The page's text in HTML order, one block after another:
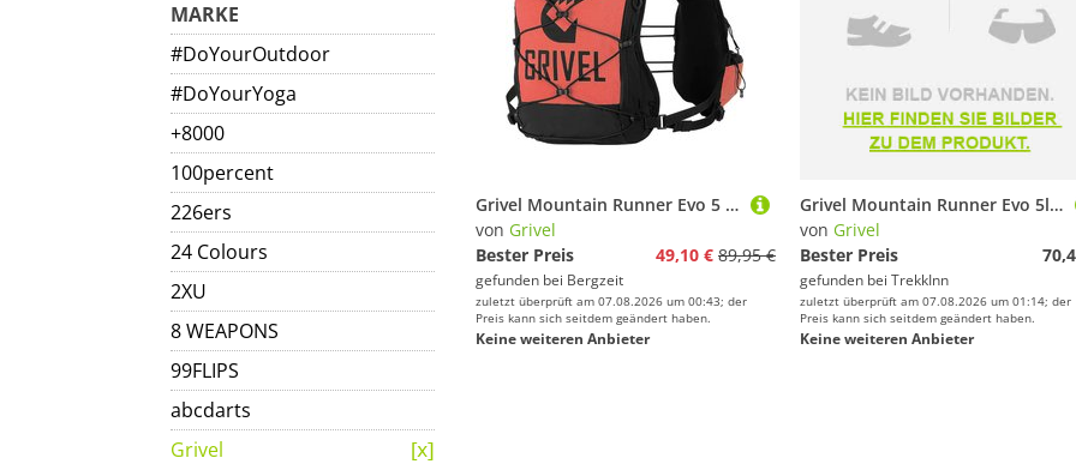
MARKE
#DoYourOutdoor
#DoYourYoga
+8000
100percent
226ers
24 Colours
2XU
8 WEAPONS
99FLIPS
abcdarts
Grivel
Grivel Mountain Runner Evo 5 Trailrunningrucksack
von Grivel
Bester Preis
49,10 € 89,95 €
gefunden bei Bergzeit
zuletzt überprüft am 07.08.2026 um 00:43; der
Preis kann sich seitdem geändert haben.
Keine weiteren Anbieter
Grivel Mountain Runner Evo 5l Hydration Vest Schwarz,Rosa L
von Grivel
Bester Preis
gefunden bei TrekkInn
zuletzt überprüft am 07.08.2026 um 01:14; der
Preis kann sich seitdem geändert haben.
Keine weiteren Anbieter